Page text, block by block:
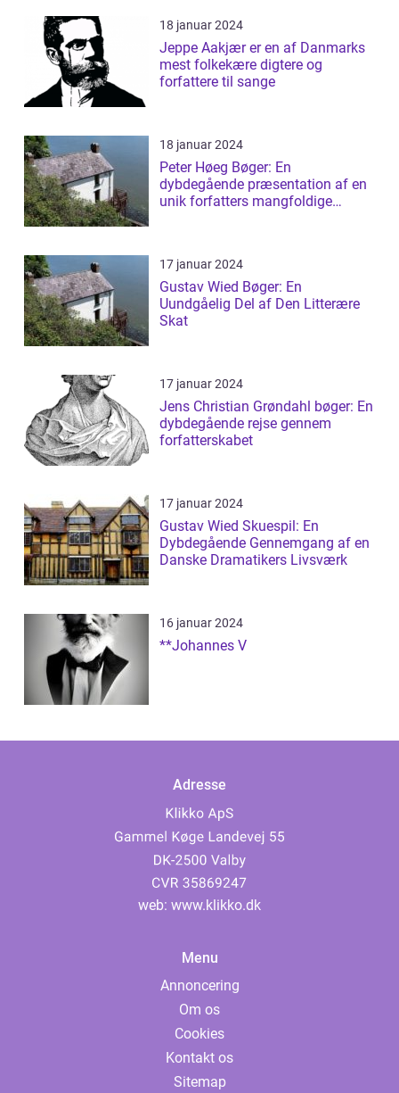
18 januar 2024
Jeppe Aakjær er en af Danmarks
mest folkekære digtere og
forfattere til sange
18 januar 2024
Peter Høeg Bøger: En
dybdegående præsentation af en
unik forfatters mangfoldige
17 januar 2024
Gustav Wied Bøger: En
Uundgåelig Del af Den Litterære
Skat
17 januar 2024
Jens Christian Grøndahl bøger: En
dybdegående rejse gennem
forfatterskabet
17 januar 2024
Gustav Wied Skuespil: En
Dybdegående Gennemgang af en
Danske Dramatikers Livsværk
16 januar 2024
**Johannes V
Adresse
web: www.klikko.dk
Menu
Annoncering
Om os
Cookies
Kontakt os
Sitemap